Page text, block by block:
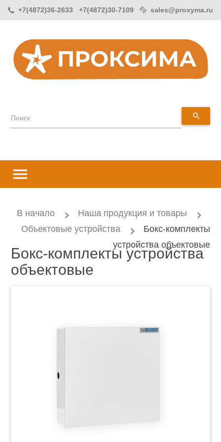
+7(4872)36-2633 +7(4872)30-7109 sales@proxyma.ru
Поиск search
menu
В начало
Наша продукция и товары
Объектовые устройства
Бокс-комплекты
устройства объектовые
Бокс-комплекты устройства
объектовые